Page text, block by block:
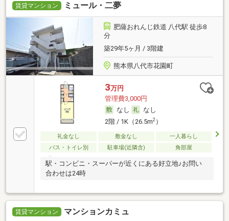
賃貸マンション ミュール・二夢
肥薩おれんじ鉄道 八代駅 徒歩8
分
築29年5ヶ月 / 3階建
熊本県八代市花園町
3万円
管理費3,000円
なし
なし
2階 / 1K（26.5m2）
礼金なし 敷金なし
一人暮らし
バス・トイレ別
駐車場(近隣含) 角部屋
駅・コンビニ・スーパーが近くにある好立地♪お問い
合わせは24時
賃貸マンション マンションカミュ